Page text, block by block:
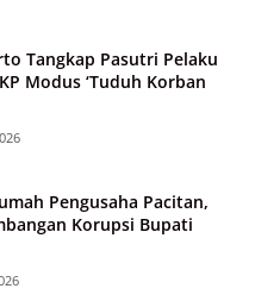
Tangkap Pasutri Pelaku
Modus ‘Tuduh Korban
Pengusaha Pacitan,
Korupsi Bupati